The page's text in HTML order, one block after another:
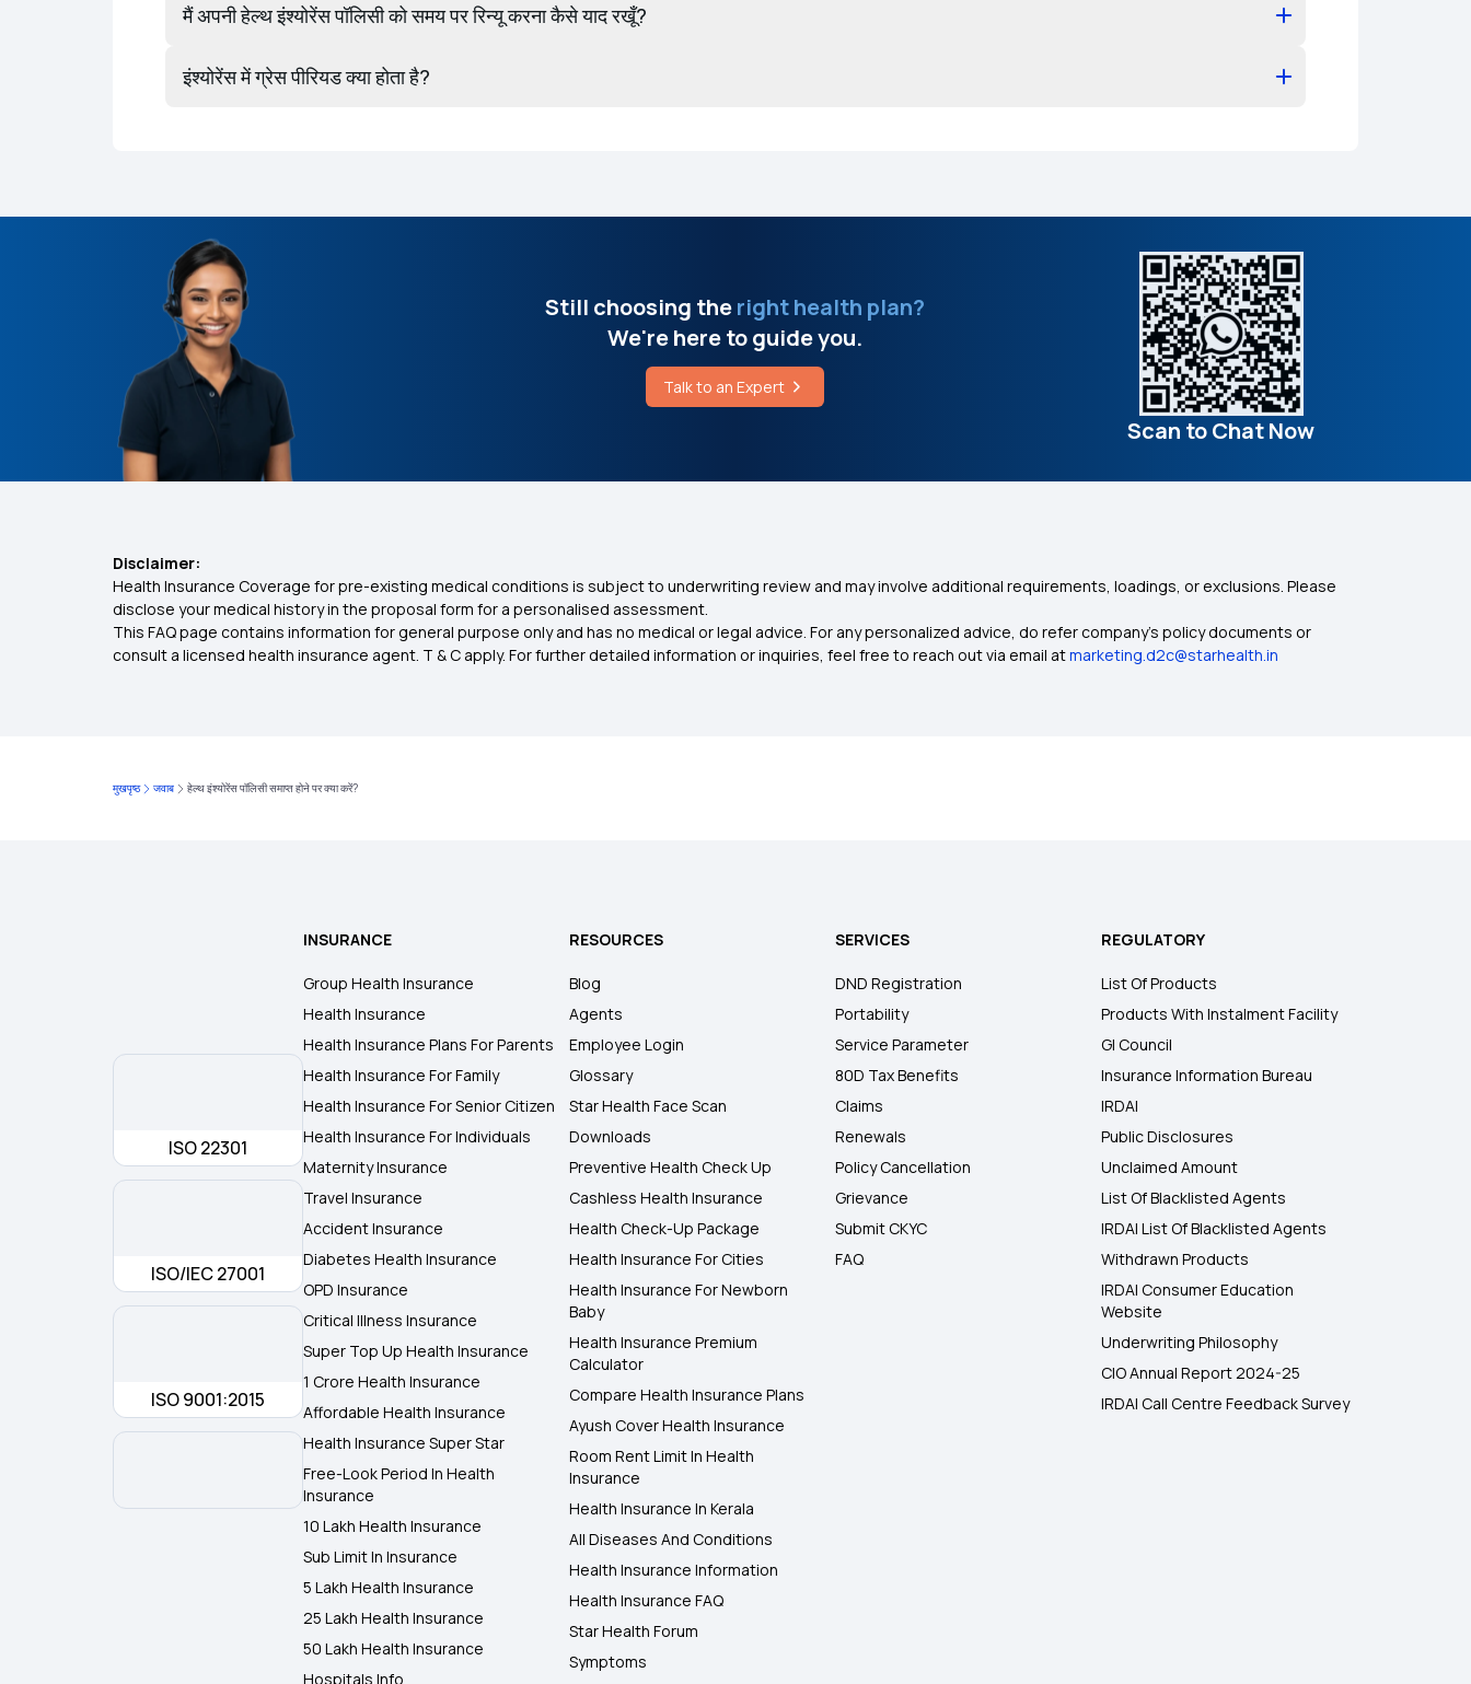
मैं अपनी हेल्थ इंश्योरेंस पॉलिसी को समय पर रिन्यू करना कैसे याद रखूँ?
इंश्योरेंस में ग्रेस पीरियड क्या होता है?
Still choosing theright health plan?
We're here to guide you.
Talk to an Expert
Scan to Chat Now
Disclaimer:
Health Insurance Coverage for pre-existing medical conditions is subject to underwriting review and may involve additional requirements, loadings, or exclusions. Please
disclose your medical history in the proposal form for a personalised assessment.
This FAQ page contains information for general purpose only and has no medical or legal advice. For any personalized advice, do refer company's policy documents or
consult a licensed health insurance agent. T & C apply. For further detailed information or inquiries, feel free to reach out via email atmarketing.d2c@starhealth.in
मुखपृष्ठ जवाब हेल्थ इंश्योरेंस पॉलिसी समाप्त होने पर क्या करें?
ISO 22301
ISO/IEC 27001
ISO 9001:2015
INSURANCE
Group Health Insurance
Health Insurance
Health Insurance Plans For Parents
Health Insurance For Family
Health Insurance For Senior Citizen
Health Insurance For Individuals
Maternity Insurance
Travel Insurance
Accident Insurance
Diabetes Health Insurance
OPD Insurance
Critical Illness Insurance
Super Top Up Health Insurance
1 Crore Health Insurance
Affordable Health Insurance
Health Insurance Super Star
Free-Look Period In Health
Insurance
10 Lakh Health Insurance
Sub Limit In Insurance
5 Lakh Health Insurance
25 Lakh Health Insurance
50 Lakh Health Insurance
Hospitals Info
RESOURCES
Blog
Agents
Employee Login
Glossary
Star Health Face Scan
Downloads
Preventive Health Check Up
Cashless Health Insurance
Health Check-Up Package
Health Insurance For Cities
Health Insurance For Newborn
Baby
Health Insurance Premium
Calculator
Compare Health Insurance Plans
Ayush Cover Health Insurance
Room Rent Limit In Health
Insurance
Health Insurance In Kerala
All Diseases And Conditions
Health Insurance Information
Health Insurance FAQ
Star Health Forum
Symptoms
SERVICES
DND Registration
Portability
Service Parameter
80D Tax Benefits
Claims
Renewals
Policy Cancellation
Grievance
Submit CKYC
FAQ
REGULATORY
List Of Products
Products With Instalment Facility
GI Council
Insurance Information Bureau
IRDAI
Public Disclosures
Unclaimed Amount
List Of Blacklisted Agents
IRDAI List Of Blacklisted Agents
Withdrawn Products
IRDAI Consumer Education
Website
Underwriting Philosophy
CIO Annual Report 2024-25
IRDAI Call Centre Feedback Survey